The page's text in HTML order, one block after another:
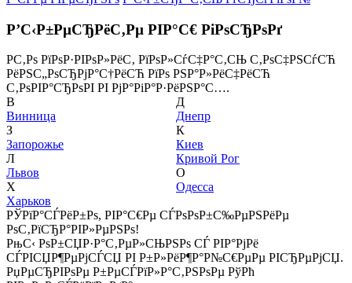
Р’С‹Р±РµСЂРёС‚Рµ РІР°С€ РіРѕСЂРѕРґ
Р­С‚Рѕ РїРѕР·РІРѕР»РёС‚ РїРѕР»СѓС‡Р°С‚СЊ С‚РѕС‡РЅСѓСЋ
РёРЅС„РѕСЂРјР°С†РёСЋ РїРѕ РЅР°Р»РёС‡РёСЋ
С‚РѕРІР°СЂРѕРІ РІ РјР°РіР°Р·РёРЅР°С….
В
Винница
З
Запорожье
Л
Львов
Х
Харьков
Д
Днепр
К
Киев
Кривой Рог
О
Одесса
РЎРїР°СЃРёР±Рѕ, РІР°С€Рµ СЃРѕРѕР±С‰РµРЅРёРµ
РѕС‚РїСЂР°РІР»РµРЅРѕ!
РњС‹ РѕР±СЏР·Р°С‚РµР»СЊРЅРѕ СЃ РІР°РјРё
СЃРІСЏР¶РµРјСЃСЏ РІ Р±Р»РёР¶Р°Р№С€РµРµ РІСЂРµРјСЏ.
РџРµСЂРІРѕРµ Р±РµСЃРїР»Р°С‚РЅРѕРµ РўРћ